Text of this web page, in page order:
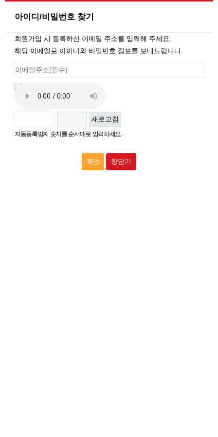
아이디/비밀번호 찾기
회원가입 시 등록하신 이메일 주소를 입력해 주세요.
해당 이메일로 아이디와 비밀번호 정보를 보내드립니다.
새로고침
자동등록방지 숫자를 순서대로 입력하세요.
창닫기